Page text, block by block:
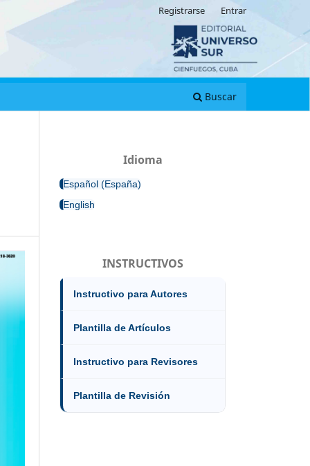
Buscar
Registrarse Entrar
Idioma
Español (España)
English
INSTRUCTIVOS
Instructivo para Autores
Plantilla de Artículos
Instructivo para Revisores
Plantilla de Revisión